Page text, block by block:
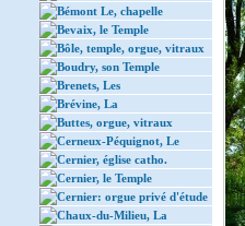
Bémont Le, chapelle
Bevaix, le Temple
Bôle, temple, orgue, vitraux
Boudry, son Temple
Brenets, Les
Brévine, La
Buttes, orgue, vitraux
Cerneux-Péquignot, Le
Cernier, église catho.
Cernier, le Temple
Cernier: orgue privé d'étude
Chaux-du-Milieu, La